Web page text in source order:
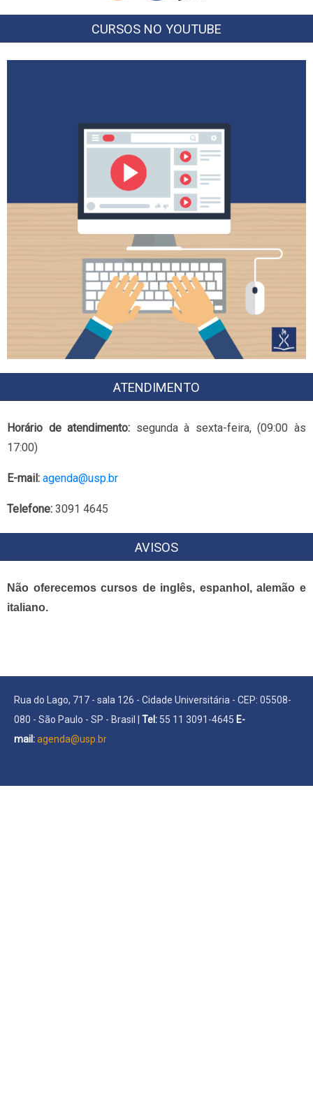
CURSOS NO YOUTUBE
ATENDIMENTO
Horário de atendimento: segunda à sexta-feira, (09:00 às
17:00)
E-mail: agenda@usp.br
Telefone: 3091 4645
AVISOS
Não oferecemos cursos de inglês, espanhol, alemão e
italiano.
Rua do Lago, 717 - sala 126 - Cidade Universitária - CEP: 05508-
080 - São Paulo - SP - Brasil | Tel: 55 11 3091-4645 E-
mail:agenda@usp.br